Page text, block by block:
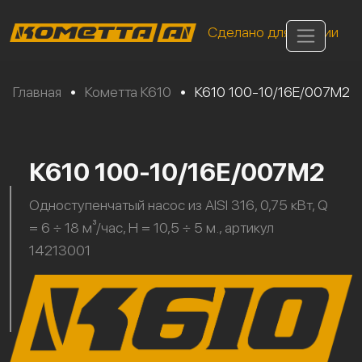
Сделано для России
Главная • Кометта К610 • К610 100-10/16Е/007М2
К610 100-10/16Е/007М2
Одноступенчатый насос из AISI 316, 0,75 кВт, Q
= 6 ÷ 18 м³/час, H = 10,5 ÷ 5 м., артикул
14213001